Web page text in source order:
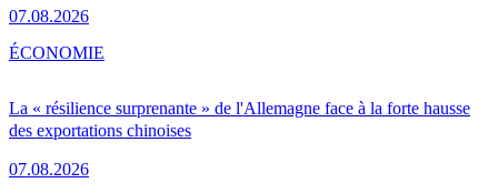
07.08.2026
La « résilience surprenante » de l'Allemagne face à la forte hausse
des exportations chinoises
07.08.2026
ÉCONOMIE